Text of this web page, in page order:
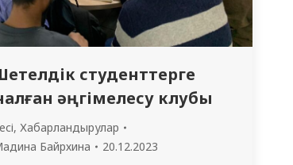
студенттерге
әңгімелесу клубы
, Хабарландырулар
Байрхина 20.12.2023